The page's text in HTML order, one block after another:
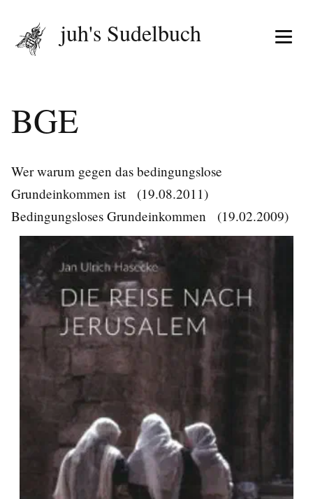
Menü
juh's Sudelbuch
BGE
Wer warum gegen das bedingungslose
Grundeinkommen ist
(19.08.2011)
Bedingungsloses Grundeinkommen
(19.02.2009)